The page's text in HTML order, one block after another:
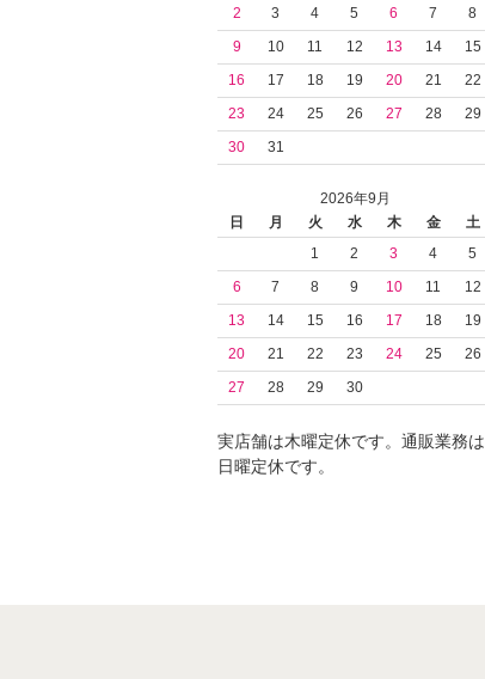
2
3 4 5 6 7
8
9
10 11 12 13 14
15
16
17 18 19 20 21
22
23
24 25 26 27 28
29
30
31
2026年9月
日
月 火 水 木 金
土
1
2 3 4
5
6
7 8 9 10 11
12
13
14 15 16 17 18
19
20
21 22 23 24 25
26
27
28 29 30
実店舗は木曜定休です。通販業務は
日曜定休です。